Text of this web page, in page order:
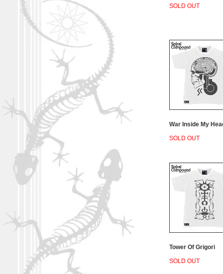
SOLD OUT
War Inside My
SOLD OUT
Tower Of Grigori
SOLD OUT